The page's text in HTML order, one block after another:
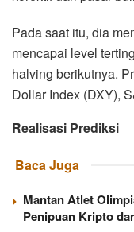
Pada saat itu, dia
mencapai level
halving berikutnya.
Dollar Index (DXY),
Realisasi Prediksi
Baca Juga
Mantan Atlet
Penipuan Kripto